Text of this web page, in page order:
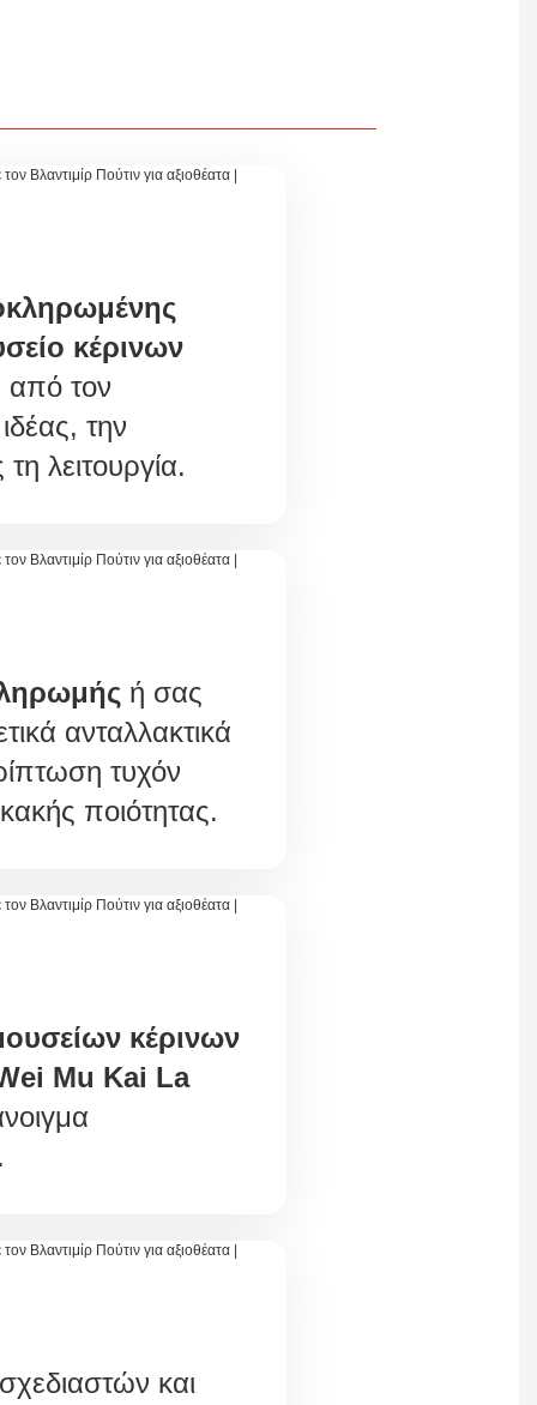
κέρινων
τον
την
λειτουργία.
ή σας
ανταλλακτικά
τυχόν
ποιότητας.
κέρινων
Mu Kai La
και